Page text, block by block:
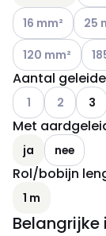
Andere
16 mm² 25
Andere
120 mm²
Aantal
Andere
1 Andere
2 3
Met
ja nee
Rol/bobijn
1 m